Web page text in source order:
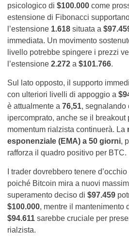
psicologico di $100.000 come
estensione di Fibonacci
l’estensione 1.618 situata a
immediata. Un movimento
livello potrebbe spingere i prezzi
l’estensione 2.272 a $101.766.
Sul lato opposto, il supporto
con ulteriori livelli di appoggio a
è attualmente a 76,51, segnalando
ipercomprato, anche se il breakout
momentum rialzista continuerà. La
esponenziale (EMA) a 50 giorni,
rafforza il quadro positivo per BTC.
I trader dovrebbero tenere
poiché Bitcoin mira a nuovi
superamento deciso di $97.459
$100.000, mentre il mantenimento
$94.611 sarebbe cruciale per
rialzista.